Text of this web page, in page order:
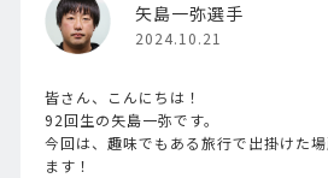
矢島一弥選手
2024.10.21
皆さん、こんにちは！
92回生の矢島一弥です。
今回は、趣味でもある旅行で出掛けた
ます！